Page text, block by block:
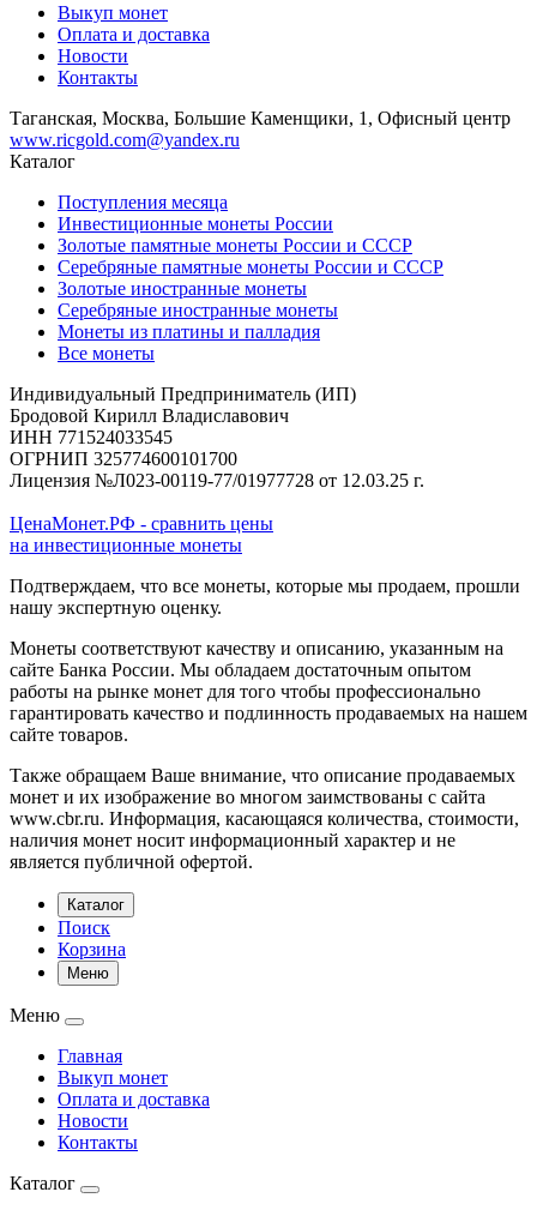
Выкуп монет
Оплата и доставка
Новости
Контакты
Таганская, Москва, Большие Каменщики, 1, Офисный центр
www.ricgold.com@yandex.ru
Каталог
Поступления месяца
Инвестиционные монеты России
Золотые памятные монеты России и СССР
Серебряные памятные монеты России и СССР
Золотые иностранные монеты
Серебряные иностранные монеты
Монеты из платины и палладия
Все монеты
Индивидуальный Предприниматель (ИП)
Бродовой Кирилл Владиславович
ИНН 771524033545
ОГРНИП 325774600101700
Лицензия №Л023-00119-77/01977728 от 12.03.25 г.
ЦенаМонет.РФ - сравнить цены
на инвестиционные монеты
Подтверждаем, что все монеты, которые мы продаем, прошли
нашу экспертную оценку.
Монеты соответствуют качеству и описанию, указанным на
сайте Банка России. Мы обладаем достаточным опытом
работы на рынке монет для того чтобы профессионально
гарантировать качество и подлинность продаваемых на нашем
сайте товаров.
Также обращаем Ваше внимание, что описание продаваемых
монет и их изображение во многом заимствованы с сайта
www.cbr.ru. Информация, касающаяся количества, стоимости,
наличия монет носит информационный характер и не
является публичной офертой.
Каталог
Поиск
Корзина
Меню
Меню
Главная
Выкуп монет
Оплата и доставка
Новости
Контакты
Каталог